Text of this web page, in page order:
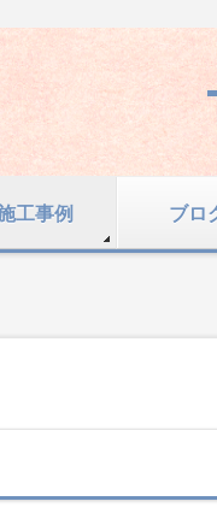
工事例 ブロ